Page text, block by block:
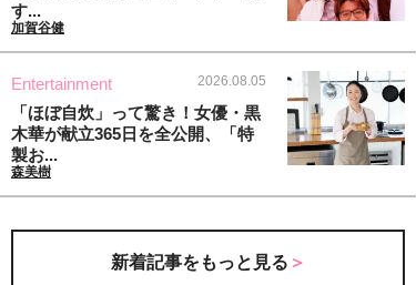
す...
加賀谷健
Entertainment 2026.08.05
「ほぼ自炊」って驚き！女優・黒
木華が献立365日を全公開、「特
製お...
森美樹
新着記事をもっと見る